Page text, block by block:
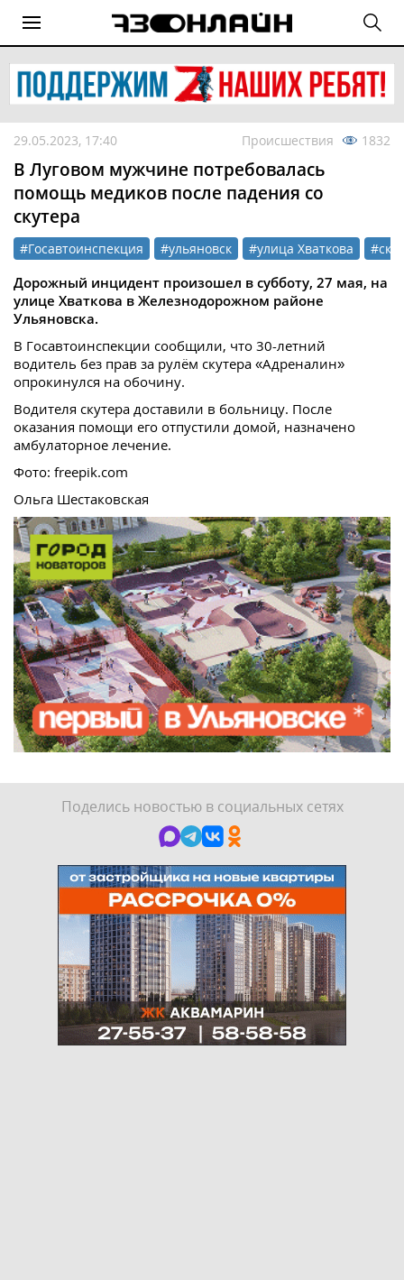
29.05.2023, 17:40 Происшествия 1832
В Луговом мужчине потребовалась
помощь медиков после падения со
скутера
#Госавтоинспекция #ульяновск #улица Хваткова
Дорожный инцидент произошел в субботу, 27 мая, на
улице Хваткова в Железнодорожном районе
Ульяновска.
В Госавтоинспекции сообщили, что 30-летний
водитель без прав за рулём скутера «Адреналин»
опрокинулся на обочину.
Водителя скутера доставили в больницу. После
оказания помощи его отпустили домой, назначено
амбулаторное лечение.
Фото: freepik.com
Ольга Шестаковская
Поделись новостью в социальных сетях